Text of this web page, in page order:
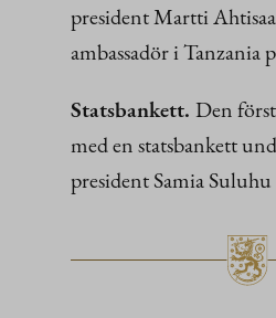
president Martti
ambassadör i Tanzania
Statsbankett. Den
med en statsbankett
president Samia Suluhu